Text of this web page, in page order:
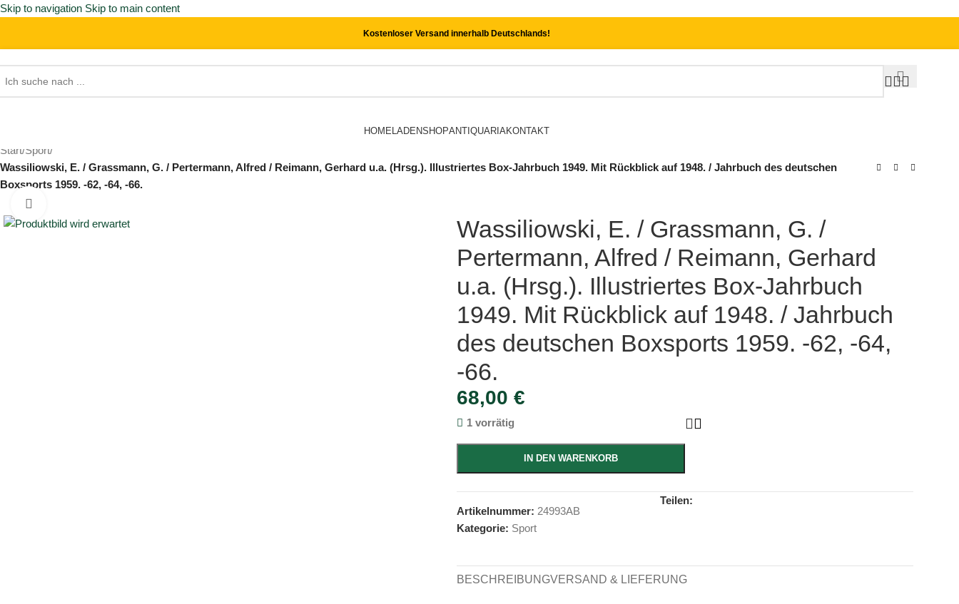
Skip to navigation Skip to main content
Kostenloser Versand innerhalb Deutschlands!
HOME LADENSHOPANTIQUARIAKONTAKT
Start/Sport/
Wassiliowski, E. / Grassmann, G. / Pertermann, Alfred / Reimann, Gerhard u.a. (Hrsg.). Illustriertes Box-Jahrbuch 1949. Mit Rückblick auf 1948. / Jahrbuch des deutschen
Boxsports 1959. -62, -64, -66.
Wassiliowski, E. / Grassmann, G. /
Pertermann, Alfred / Reimann, Gerhard
u.a. (Hrsg.). Illustriertes Box-Jahrbuch
1949. Mit Rückblick auf 1948. / Jahrbuch
des deutschen Boxsports 1959. -62, -64,
-66.
68,00 €
1 vorrätig
IN DEN WARENKORB
Artikelnummer: 24993AB
Kategorie: Sport
Teilen:
BESCHREIBUNGVERSAND & LIEFERUNG